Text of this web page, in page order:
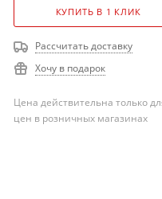
КУПИТЬ В 1 КЛИК
Рассчитать доставку
Хочу в подарок
Цена действительна только
цен в розничных магазинах